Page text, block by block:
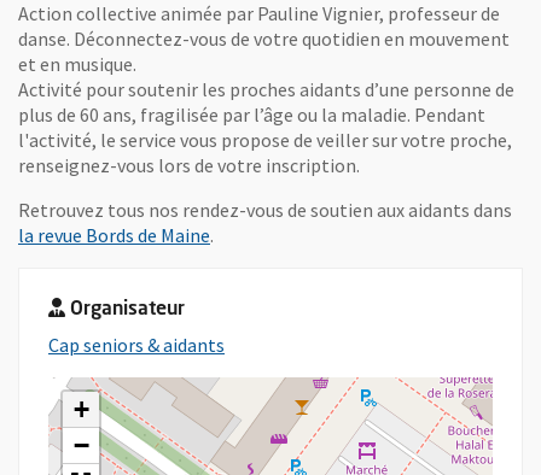
Action collective animée par Pauline Vignier, professeur de
danse. Déconnectez-vous de votre quotidien en mouvement
et en musique.
Activité pour soutenir les proches aidants d’une personne de
plus de 60 ans, fragilisée par l’âge ou la maladie. Pendant
l'activité, le service vous propose de veiller sur votre proche,
renseignez-vous lors de votre inscription.
Retrouvez tous nos rendez-vous de soutien aux aidants dans
la revue Bords de Maine.
Organisateur
Cap seniors & aidants
+
−